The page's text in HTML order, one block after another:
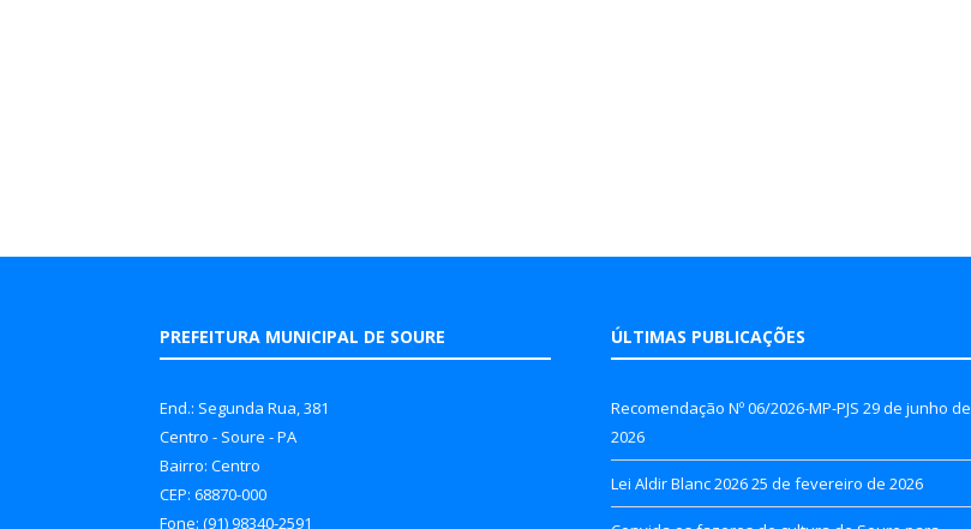
PREFEITURA MUNICIPAL DE SOURE
End.: Segunda Rua, 381
Centro - Soure - PA
Bairro: Centro
CEP: 68870-000
Fone: (91) 98340-2591
ÚLTIMAS PUBLICAÇÕES
Recomendação Nº 06/2026-MP-PJS 29 de junho de
2026
Lei Aldir Blanc 202625 de fevereiro de 2026